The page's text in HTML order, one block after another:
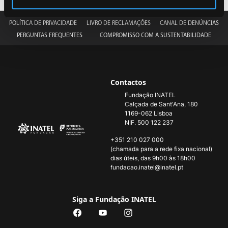
POLÍTICA DE PRIVACIDADE LIVRO DE RECLAMAÇÕES
CANAL DE DENÚNCIAS
PERGUNTAS FREQUENTES
COMPROMISSO COM A SUSTENTABILIDADE
Contactos
Fundação INATEL
Calçada de Sant'Ana, 180
1169-062 Lisboa
NIF. 500 122 237
+351 210 027 000
(chamada para a rede fixa nacional)
dias úteis, das 9h00 às 18h00
fundacao.inatel@inatel.pt
Siga a Fundação INATEL